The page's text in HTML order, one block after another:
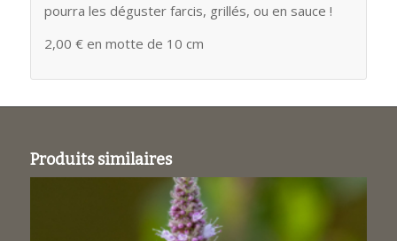
pourra les déguster farcis, grillés, ou en sauce !
2,00 € en motte de 10 cm
Produits similaires